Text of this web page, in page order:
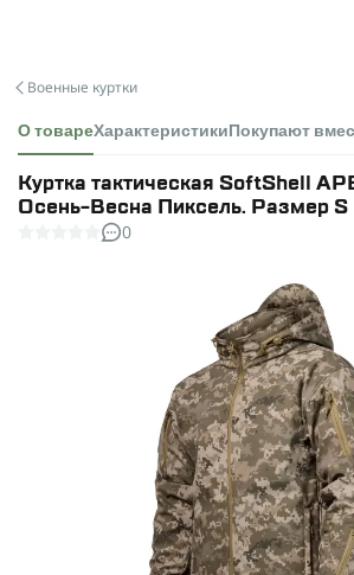
Военные куртки
О товареХарактеристики Покупают
Куртка тактическая SoftShell
Осень-Весна Пиксель. Размер S
0